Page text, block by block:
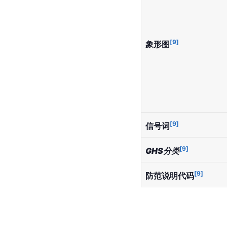
象形图[9]
信号词[9]
GHS分类[9]
防范说明代码[9]